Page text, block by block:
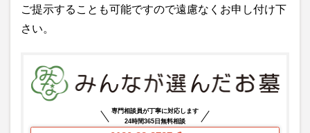
ご提示することも可能ですので遠慮なくお申し付け下
さい。
専門相談員が丁寧に対応します
24時間365日無料相談